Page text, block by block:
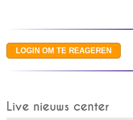
Live nieuws center